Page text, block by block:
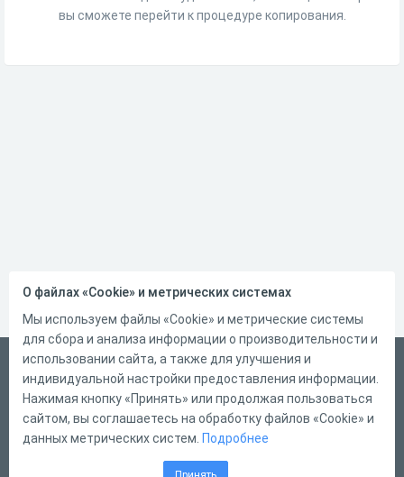
вы сможете перейти к процедуре копирования.
Русский
Справка
Форма обратной связи
О файлах «Cookie» и метрических системах
Мы используем файлы «Cookie» и метрические системы
для сбора и анализа информации о производительности и
использовании сайта, а также для улучшения и
индивидуальной настройки предоставления информации.
Нажимая кнопку «Принять» или продолжая пользоваться
сайтом, вы соглашаетесь на обработку файлов «Cookie» и
данных метрических систем. Подробнее